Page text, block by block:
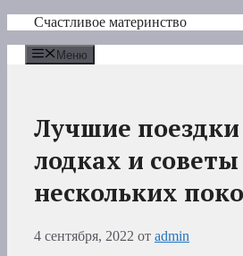
Перейти
содержимому
Счастливое материнство
Меню
Лучшие
лодках и
нескольких
4 сентября, 2022 от admin